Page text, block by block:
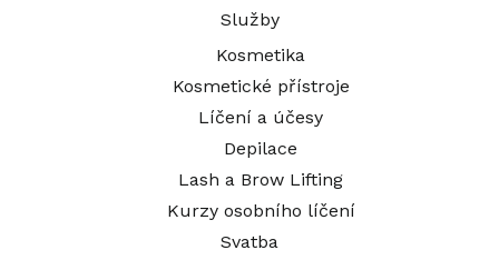
Služby
Kosmetika
Kosmetické přístroje
Líčení a účesy
Depilace
Lash a Brow Lifting
Kurzy osobního líčení
Svatba